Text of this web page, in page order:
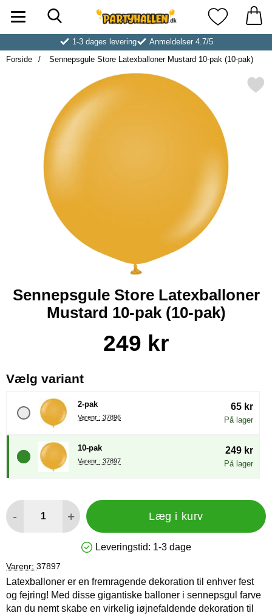
Startside for Partyhallen AB Mine
1-3 dages levering
Anmeldelser 4.7/5
Forside
Sennepsgule Store Latexballoner Mustard 10-pak (10-pak)
Markér sennepsgule Store Latexballoner
Sennepsgule Store Latexballoner
Mustard 10-pak (10-pak)
Køb dette produkt Sennepsgule Store Latexballoner Mustard
pris
249 kr
Vælg variant, (Valg af en ny radioknap vil
2-pak
Varenr : 37896
65 kr
På lager
10-pak
Varenr : 37897
249 kr
På lager
- + Læg i kurv
Produkttilgængelighed: På lager
Leveringstid: 1-3 dage
Varenr: 37897
Latexballoner er en fremragende dekoration til enhver fest
og fejring! Med disse gigantiske balloner i sennepsgul farve
kan du nemt skabe en virkelig iøjnefaldende dekoration til